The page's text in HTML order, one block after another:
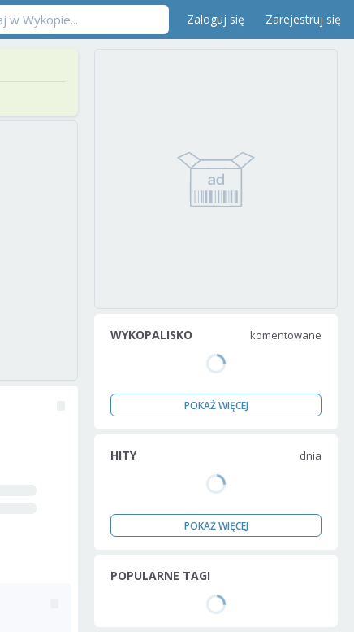
Zaloguj się Zarejestruj się
WYKOPALISKO komentowane
POKAŻ WIĘCEJ
HITY dnia
POKAŻ WIĘCEJ
POPULARNE TAGI